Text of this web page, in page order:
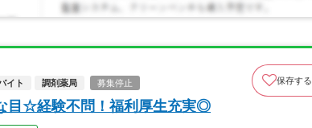
イト 調剤薬局 募集停止 保存する
目☆経験不問！福利厚生充実◎